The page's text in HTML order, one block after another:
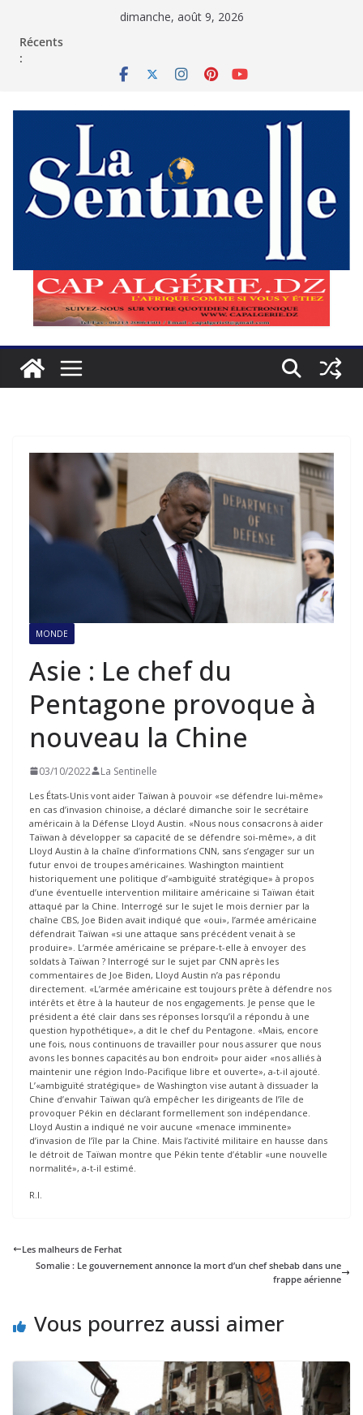
dimanche, août 9, 2026
Récents
:
MONDE
Asie : Le chef du
Pentagone provoque à
nouveau la Chine
03/10/2022 La Sentinelle
Les États-Unis vont aider Taïwan à pouvoir «se défendre lui-même»
en cas d’invasion chinoise, a déclaré dimanche soir le secrétaire
américain à la Défense Lloyd Austin. «Nous nous consacrons à aider
Taïwan à développer sa capacité de se défendre soi-même», a dit
Lloyd Austin à la chaîne d’informations CNN, sans s’engager sur un
futur envoi de troupes américaines. Washington maintient
historiquement une politique d’«ambiguïté stratégique» à propos
d’une éventuelle intervention militaire américaine si Taïwan était
attaqué par la Chine. Interrogé sur le sujet le mois dernier par la
chaîne CBS, Joe Biden avait indiqué que «oui», l’armée américaine
défendrait Taïwan «si une attaque sans précédent venait à se
produire». L’armée américaine se prépare-t-elle à envoyer des
soldats à Taïwan ? Interrogé sur le sujet par CNN après les
commentaires de Joe Biden, Lloyd Austin n’a pas répondu
directement. «L’armée américaine est toujours prête à défendre nos
intérêts et être à la hauteur de nos engagements. Je pense que le
président a été clair dans ses réponses lorsqu’il a répondu à une
question hypothétique», a dit le chef du Pentagone. «Mais, encore
une fois, nous continuons de travailler pour nous assurer que nous
avons les bonnes capacités au bon endroit» pour aider «nos alliés à
maintenir une région Indo-Pacifique libre et ouverte», a-t-il ajouté.
L’«ambiguïté stratégique» de Washington vise autant à dissuader la
Chine d’envahir Taïwan qu’à empêcher les dirigeants de l’île de
provoquer Pékin en déclarant formellement son indépendance.
Lloyd Austin a indiqué ne voir aucune «menace imminente»
d’invasion de l’île par la Chine. Mais l’activité militaire en hausse dans
le détroit de Taïwan montre que Pékin tente d’établir «une nouvelle
normalité», a-t-il estimé.
R.I.
Les malheurs de Ferhat
Somalie : Le gouvernement annonce la mort d’un chef shebab dans une
frappe aérienne
Vous pourrez aussi aimer